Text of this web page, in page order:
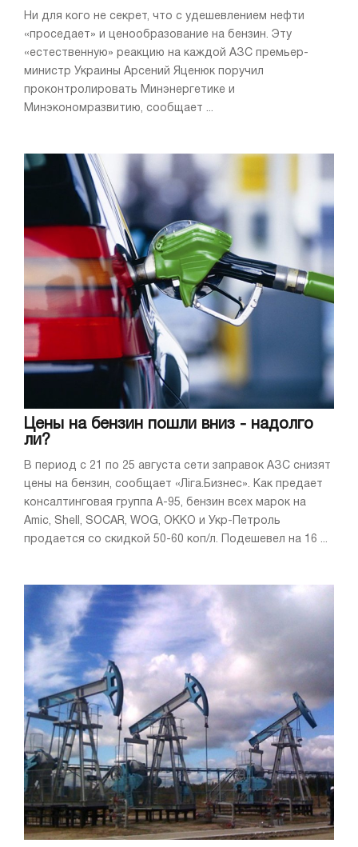
Ни для кого не секрет, что с удешевлением нефти
«проседает» и ценообразование на бензин. Эту
«естественную» реакцию на каждой АЗС премьер-
министр Украины Арсений Яценюк поручил
проконтролировать Минэнергетике и
Минэкономразвитию, сообщает ...
Цены на бензин пошли вниз - надолго
ли?
В период с 21 по 25 августа сети заправок АЗС снизят
цены на бензин, сообщает «Ліга.Бизнес». Как предает
консалтинговая группа А-95, бензин всех марок на
Amic, Shell, SOCAR, WOG, OKKO и Укр-Петроль
продается со скидкой 50-60 коп/л. Подешевел на 16 ...